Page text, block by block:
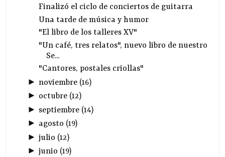
Finalizó el ciclo de conciertos de guitarra
Una tarde de música y humor
"El libro de los talleres XV"
"Un café, tres relatos", nuevo libro de nuestro
Se...
"Cantores, postales criollas"
► noviembre(16)
► octubre(12)
► septiembre(14)
► agosto (19)
► julio (12)
► junio (19)